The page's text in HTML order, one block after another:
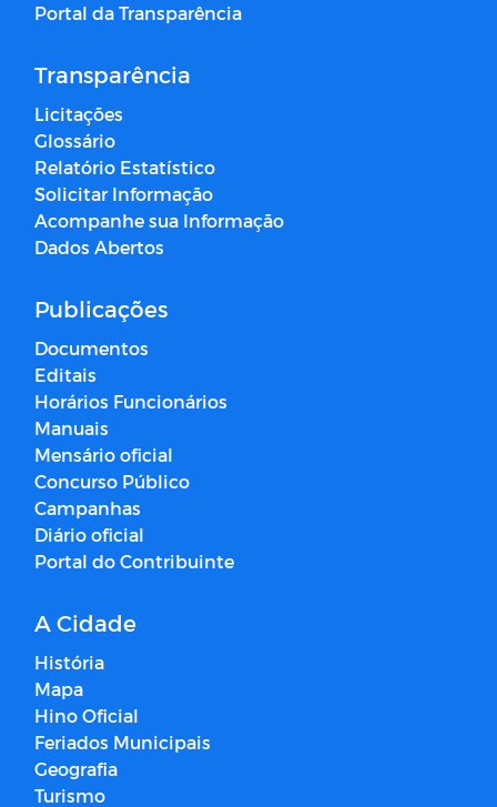
Portal da Transparência
Transparência
Licitações
Glossário
Relatório Estatístico
Solicitar Informação
Acompanhe sua Informação
Dados Abertos
Publicações
Documentos
Editais
Horários Funcionários
Manuais
Mensário oficial
Concurso Público
Campanhas
Diário oficial
Portal do Contribuinte
A Cidade
História
Mapa
Hino Oficial
Feriados Municipais
Geografia
Turismo